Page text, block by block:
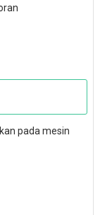
pada mesin